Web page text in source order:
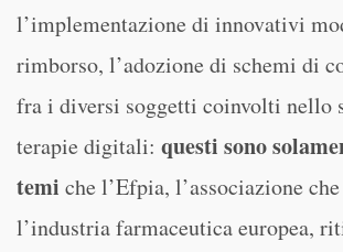
l’implementazione di innovativi
rimborso, l’adozione di schemi di
fra i diversi soggetti coinvolti nello
terapie digitali: questi sono
temi che l’Efpia, l’associazione
l’industria farmaceutica europea,